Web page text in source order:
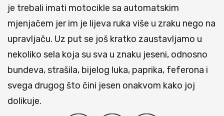
je trebali imati motocikle sa automatskim
mjenjačem jer im je lijeva ruka više u zraku nego na
upravljaču. Uz put se još kratko zaustavljamo u
nekoliko sela koja su sva u znaku jeseni, odnosno
bundeva, strašila, bijelog luka, paprika, feferona i
svega drugog što čini jesen onakvom kako joj
dolikuje.